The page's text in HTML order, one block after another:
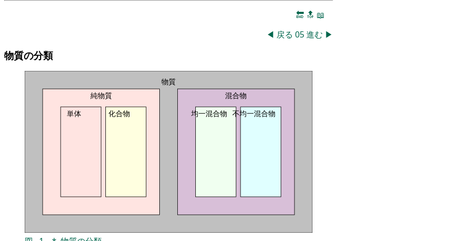
🔚 🔝 📖
◀ 戻る 05進む ▶
物質の分類
物質
純物質
単体
化合物
混合物
均一混合物 不均一混合物